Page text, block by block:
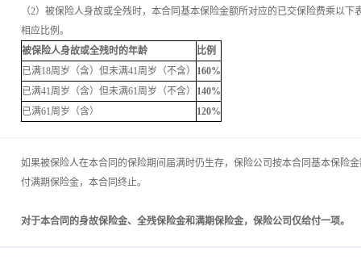
（2）被保险人身故或全残时，本合同基本保险金额所对应的已交保险费乘以下
相应比例。
被保险人身故或全残时的年龄
比例
已满18周岁（含）但未满41周岁（不含）
160%
已满41周岁（含）但未满61周岁（不含）
140%
已满61周岁（含）
120%
如果被保险人在本合同的保险期间届满时仍生存，保险公司按本合同基本保险
付满期保险金，本合同终止。
对于本合同的身故保险金、全残保险金和满期保险金，保险公司仅给付一项。